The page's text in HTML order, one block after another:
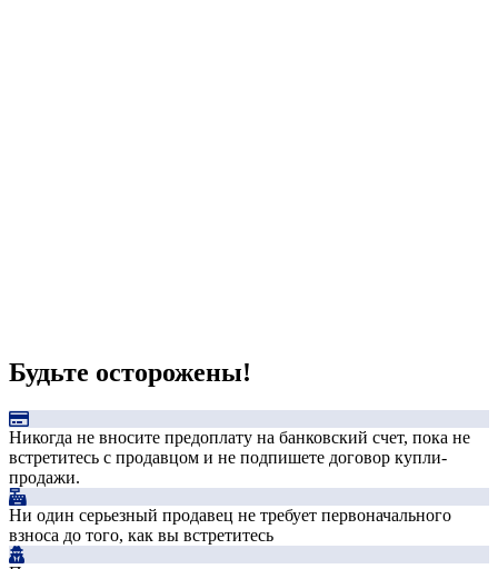
Будьте осторожены!
Никогда не вносите предоплату на банковский счет, пока не
встретитесь с продавцом и не подпишете договор купли-
продажи.
Ни один серьезный продавец не требует первоначального
взноса до того, как вы встретитесь